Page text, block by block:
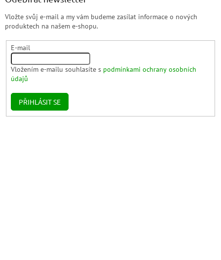
Vložte svůj e-mail a my vám budeme zasílat informace o nových
produktech na našem e-shopu.
E-mail
Vložením e-mailu souhlasíte s podmínkami ochrany osobních
údajů
PŘIHLÁSIT SE